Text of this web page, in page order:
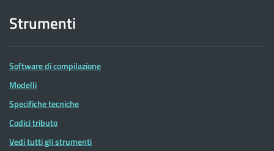
Strumenti
Software di compilazione
Modelli
Specifiche tecniche
Codici tributo
Vedi tutti gli strumenti